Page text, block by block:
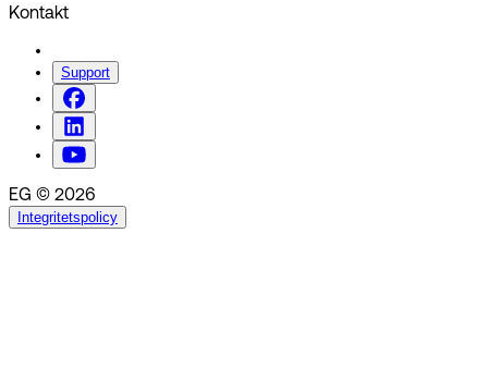
Kontakt
Support
EG © 2026
Integritetspolicy